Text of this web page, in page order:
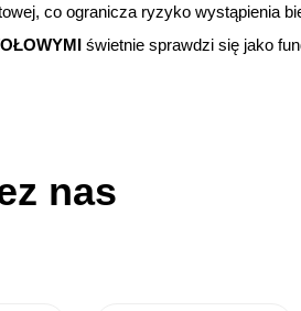
co ogranicza ryzyko wystąpienia
świetnie sprawdzi się jako
nas